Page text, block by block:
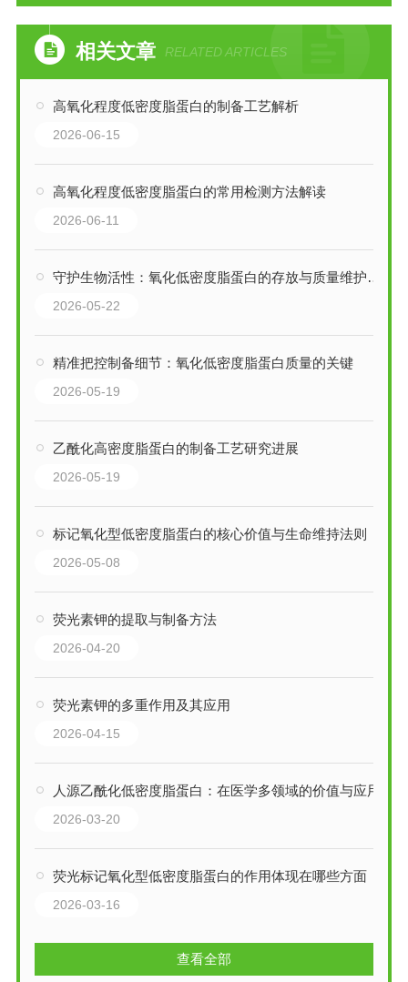
相关文章 RELATED ARTICLES
高氧化程度低密度脂蛋白的制备工艺解析
2026-06-15
高氧化程度低密度脂蛋白的常用检测方法解读
2026-06-11
守护生物活性：氧化低密度脂蛋白的存放与质量维护要点
2026-05-22
精准把控制备细节：氧化低密度脂蛋白质量的关键
2026-05-19
乙酰化高密度脂蛋白的制备工艺研究进展
2026-05-19
标记氧化型低密度脂蛋白的核心价值与生命维持法则
2026-05-08
荧光素钾的提取与制备方法
2026-04-20
荧光素钾的多重作用及其应用
2026-04-15
人源乙酰化低密度脂蛋白：在医学多领域的价值与应用
2026-03-20
荧光标记氧化型低密度脂蛋白的作用体现在哪些方面
2026-03-16
查看全部